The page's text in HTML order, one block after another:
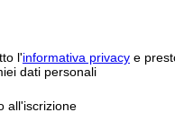
l'informativa privacye
dati personali
all'iscrizione